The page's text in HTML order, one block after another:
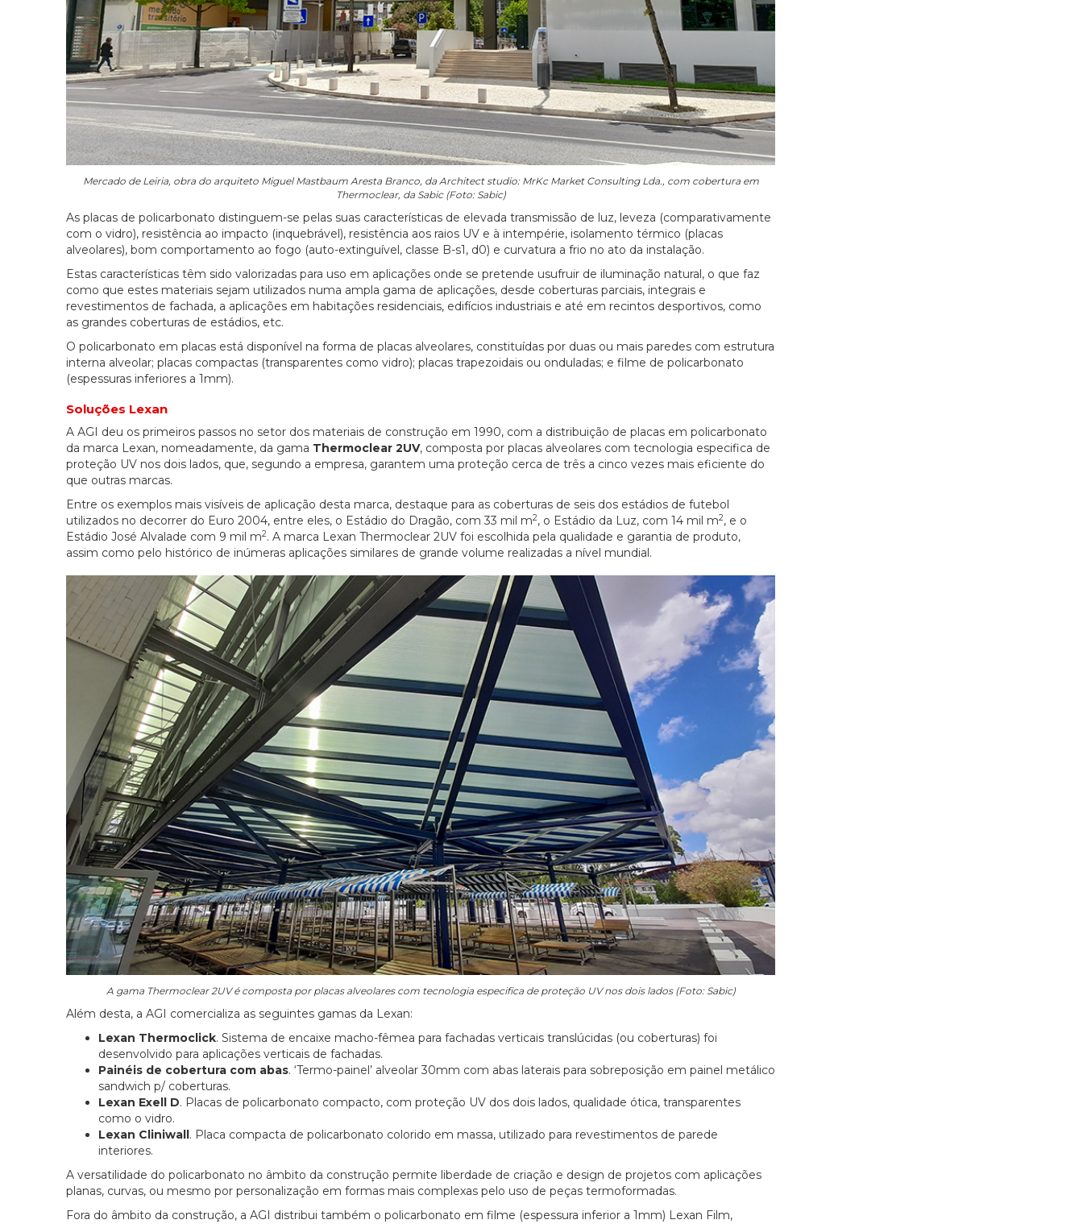
Mercado de Leiria, obra do arquiteto Miguel Mastbaum Aresta Branco, da Architect studio: MrKc Market Consulting Lda., com cobertura em
Thermoclear, da Sabic (Foto: Sabic)
As placas de policarbonato distinguem-se pelas suas características de elevada transmissão de luz, leveza (comparativamente
com o vidro), resistência ao impacto (inquebrável), resistência aos raios UV e à intempérie, isolamento térmico (placas
alveolares), bom comportamento ao fogo (auto-extinguível, classe B-s1, d0) e curvatura a frio no ato da instalação.
Estas características têm sido valorizadas para uso em aplicações onde se pretende usufruir de iluminação natural, o que faz
como que estes materiais sejam utilizados numa ampla gama de aplicações, desde coberturas parciais, integrais e
revestimentos de fachada, a aplicações em habitações residenciais, edifícios industriais e até em recintos desportivos, como
as grandes coberturas de estádios, etc.
O policarbonato em placas está disponível na forma de placas alveolares, constituídas por duas ou mais paredes com estrutura
interna alveolar; placas compactas (transparentes como vidro); placas trapezoidais ou onduladas; e filme de policarbonato
(espessuras inferiores a 1mm).
Soluções Lexan
A AGI deu os primeiros passos no setor dos materiais de construção em 1990, com a distribuição de placas em policarbonato
da marca Lexan, nomeadamente, da gama Thermoclear 2UV, composta por placas alveolares com tecnologia especifica de
proteção UV nos dois lados, que, segundo a empresa, garantem uma proteção cerca de três a cinco vezes mais eficiente do
que outras marcas.
Entre os exemplos mais visíveis de aplicação desta marca, destaque para as coberturas de seis dos estádios de futebol
utilizados no decorrer do Euro 2004, entre eles, o Estádio do Dragão, com 33 mil m2, o Estádio da Luz, com 14 mil m2, e o
Estádio José Alvalade com 9 mil m2. A marca Lexan Thermoclear 2UV foi escolhida pela qualidade e garantia de produto,
assim como pelo histórico de inúmeras aplicações similares de grande volume realizadas a nível mundial.
A gama Thermoclear 2UV é composta por placas alveolares com tecnologia especifica de proteção UV nos dois lados (Foto: Sabic)
Além desta, a AGI comercializa as seguintes gamas da Lexan:
Lexan Thermoclick. Sistema de encaixe macho-fêmea para fachadas verticais translúcidas (ou coberturas) foi
desenvolvido para aplicações verticais de fachadas.
Painéis de cobertura com abas. ‘Termo-painel’ alveolar 30mm com abas laterais para sobreposição em painel metálico
sandwich p/ coberturas.
Lexan Exell D. Placas de policarbonato compacto, com proteção UV dos dois lados, qualidade ótica, transparentes
como o vidro.
Lexan Cliniwall. Placa compacta de policarbonato colorido em massa, utilizado para revestimentos de parede
interiores.
A versatilidade do policarbonato no âmbito da construção permite liberdade de criação e design de projetos com aplicações
planas, curvas, ou mesmo por personalização em formas mais complexas pelo uso de peças termoformadas.
Fora do âmbito da construção, a AGI distribui também o policarbonato em filme (espessura inferior a 1mm) Lexan Film,